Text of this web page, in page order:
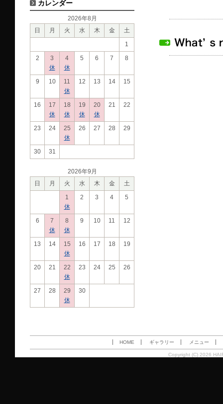
カレンダー
2026年8月
日
月 火 水 木 金
土
1
2
3
休
4
休
5 6 7 8
9 10
11
休
12 13 14 15
16
17
休
18
休
19
休
20
休
21 22
23 24
25
休
26 27 28 29
30 31
2026年9月
日
月 火 水 木 金
土
1
休
2 3 4 5
6
7
休
8
休
9 10 11 12
13 14
15
休
16 17 18 19
20 21
22
休
23 24 25 26
27 28
29
休
30
HOME ギャラリー メニュー
Copyright (C) 2026